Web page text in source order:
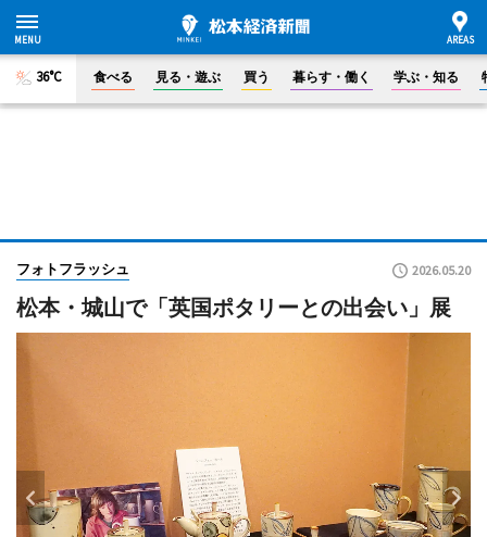
36°C 食べる 見る・遊ぶ 買う 暮らす・働く 学ぶ・知る
フォトフラッシュ 2026.05.20
松本・城山で「英国ポタリーとの出会い」展